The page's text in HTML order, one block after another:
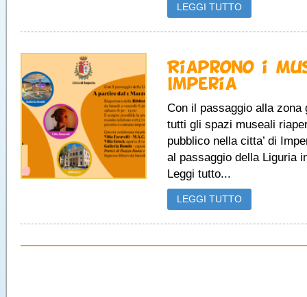
LEGGI TUTTO
Riaprono i
Imperia
Con il passaggio alla zona
tutti gli spazi museali
pubblico nella citta’ di
al passaggio della Liguria
Leggi tutto...
LEGGI TUTTO